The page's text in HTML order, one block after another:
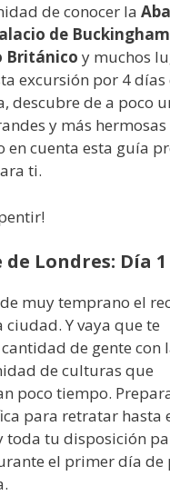
de conocer la
de
Británico y muchos
excursión por 4 días
descubre de a poco
y más hermosas
en cuenta esta guía
ti.
Londres: Día 1
muy temprano el
ciudad. Y vaya que te
de gente con
de culturas que
poco tiempo.
para retratar hasta
toda tu disposición
el primer día de